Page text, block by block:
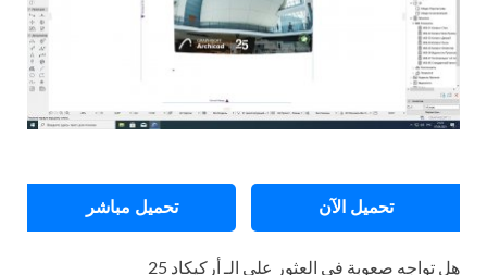
تحميل الآن تحميل مباشر
هل تواجه صعوبة في العثور على الـ أركيكاد 25